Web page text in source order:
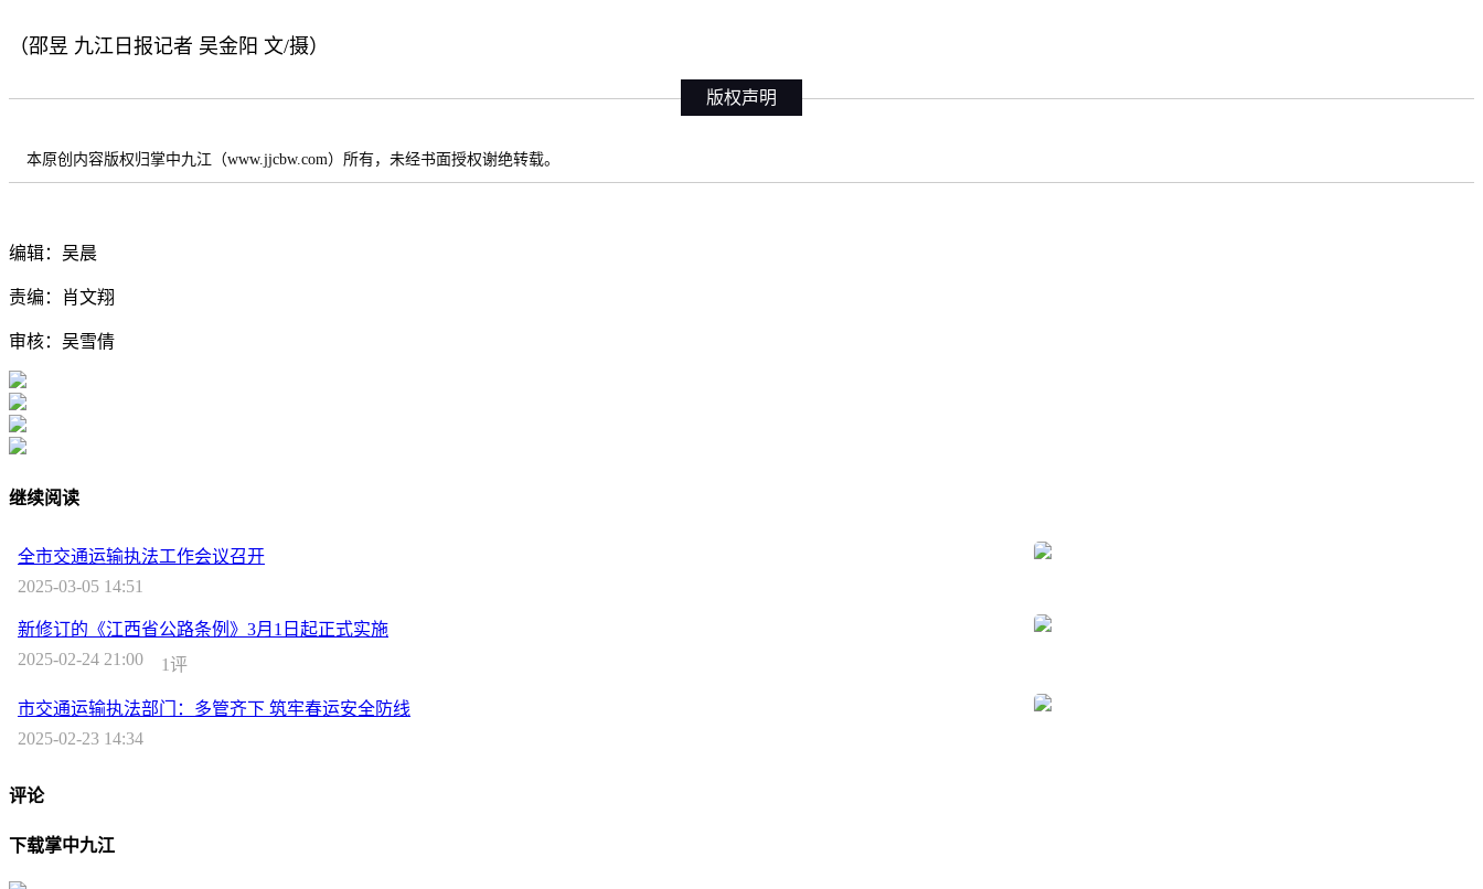
（邵昱 九江日报记者 吴金阳 文/摄）
版权声明
本原创内容版权归掌中九江（www.jjcbw.com）所有，未经书面授权谢绝转载。
编辑：吴晨
责编：肖文翔
审核：吴雪倩
继续阅读
全市交通运输执法工作会议召开
2025-03-05 14:51
新修订的《江西省公路条例》3月1日起正式实施
2025-02-24 21:00
1评
市交通运输执法部门：多管齐下 筑牢春运安全防线
2025-02-23 14:34
评论
下载掌中九江